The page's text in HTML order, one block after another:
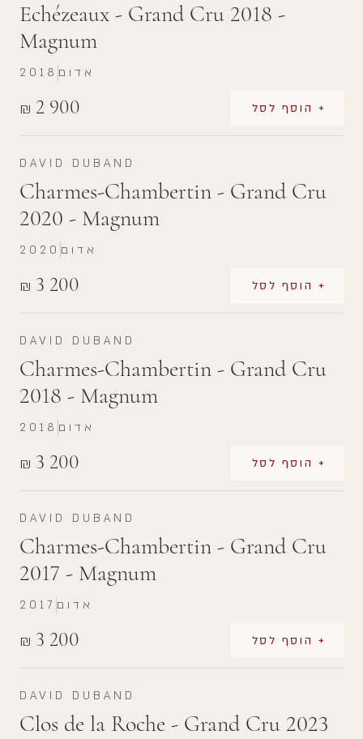
Echézeaux - Grand Cru 2018 -
Magnum
₪ 2 900 + הוסף לסל
2018 אדום
DAVID DUBAND
Charmes-Chambertin - Grand Cru
2020 - Magnum
₪ 3 200 + הוסף לסל
2020 אדום
DAVID DUBAND
Charmes-Chambertin - Grand Cru
2018 - Magnum
₪ 3 200 + הוסף לסל
2018 אדום
DAVID DUBAND
Charmes-Chambertin - Grand Cru
2017 - Magnum
₪ 3 200 + הוסף לסל
2017 אדום
DAVID DUBAND
Clos de la Roche - Grand Cru 2023